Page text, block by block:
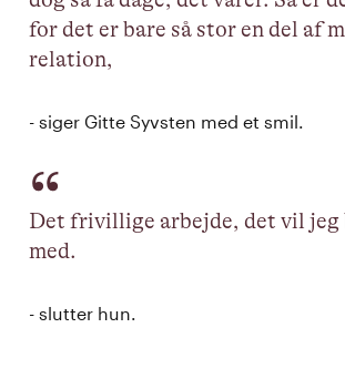
for det er bare så stor en del af
relation,
- siger Gitte Syvsten med et smil.
Det frivillige arbejde, det vil jeg
med.
- slutter hun.